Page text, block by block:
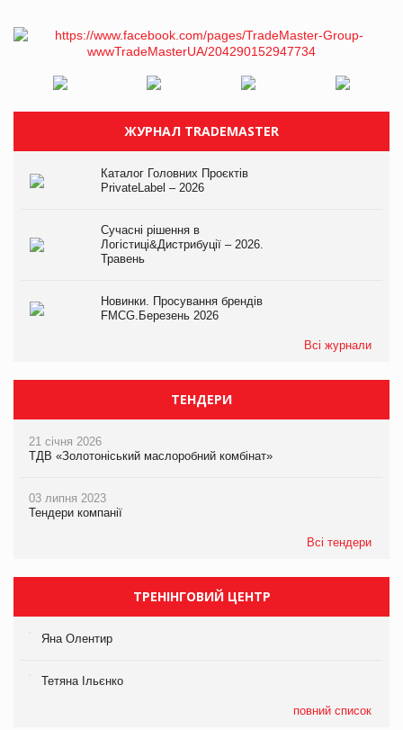
ЖУРНАЛ TRADEMASTER
Каталог Головних Проєктів
PrivateLabel – 2026
Сучасні рішення в
Логістиці&Дистрибуції – 2026.
Травень
Новинки. Просування брендів
FMCG.Березень 2026
Всі журнали
ТЕНДЕРИ
21 січня 2026
ТДВ «Золотоніський маслоробний комбінат»
03 липня 2023
Тендери компанії
Всі тендери
ТРЕНІНГОВИЙ ЦЕНТР
Яна Олентир
Тетяна Ільєнко
повний список